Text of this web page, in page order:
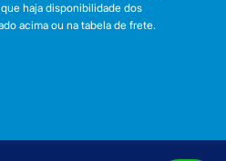
haja disponibilidade dos
acima ou na tabela de frete.